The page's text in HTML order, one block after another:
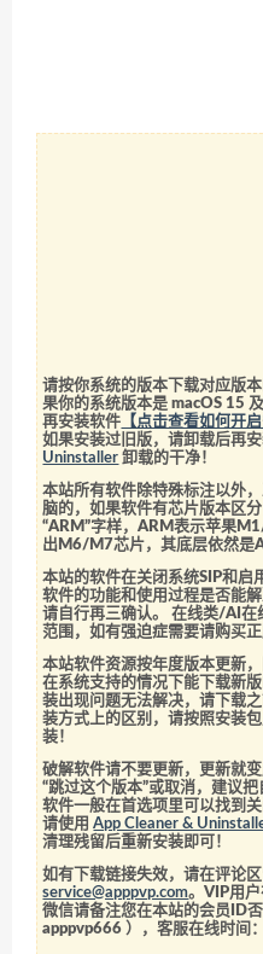
请按你系统的版本下载对应版
果你的系统版本是 macOS 15
再安装软件 【点击查看如何开
如果安装过旧版，请卸载后再
Uninstaller 卸载的干净！
本站所有软件除特殊标注以外
脑的，如果软件有芯片版本区
“ARM”字样，ARM表示苹果
出M6/M7芯片，其底层依然是
本站的软件在关闭系统SIP和启
软件的功能和使用过程是否能
请自行再三确认。 在线类/AI在
范围，如有强迫症需要请购买正
本站软件资源按年度版本更新
在系统支持的情况下能下载新
装出现问题无法解决，请下载
装方式上的区别，请按照安装
装！
破解软件请不要更新，更新就
“跳过这个版本”或取消，建议
软件一般在首选项里可以找到
请使用App Cleaner &
清理残留后重新安装即可！
如有下载链接失效，请在评论
service@apppvp.com。VIP用
微信请备注您在本站的会员ID
apppvp666 ），客服在线时间